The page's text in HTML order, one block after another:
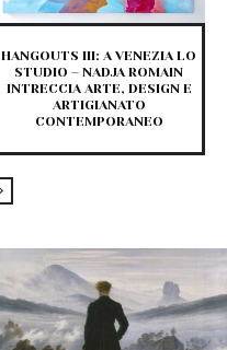
HANGOUTS III: A VENEZIA LO
STUDIO – NADJA ROMAIN
INTRECCIA ARTE, DESIGN E
ARTIGIANATO
CONTEMPORANEO